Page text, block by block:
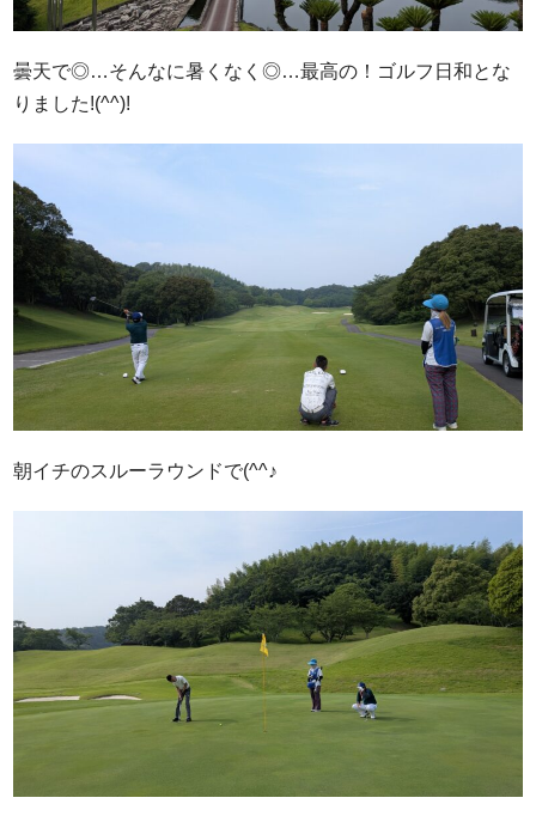
曇天で◎…そんなに暑くなく◎…最高の！ゴルフ日和とな
りました!(^^)!
朝イチのスルーラウンドで(^^♪